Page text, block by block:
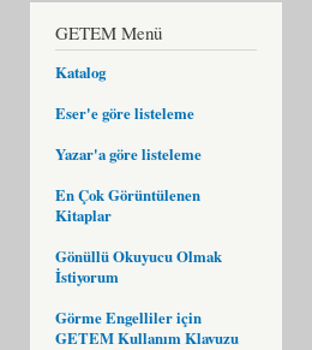
GETEM Menü
Katalog
Eser'e göre listeleme
Yazar'a göre listeleme
En Çok Görüntülenen
Kitaplar
Gönüllü Okuyucu Olmak
İstiyorum
Görme Engelliler için
GETEM Kullanım Klavuzu